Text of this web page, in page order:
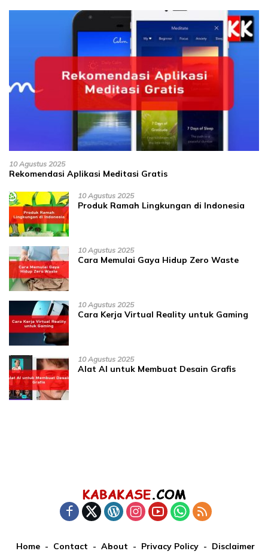
10 Agustus 2025
Rekomendasi Aplikasi Meditasi Gratis
10 Agustus 2025
Produk Ramah Lingkungan di Indonesia
10 Agustus 2025
Cara Memulai Gaya Hidup Zero Waste
10 Agustus 2025
Cara Kerja Virtual Reality untuk Gaming
10 Agustus 2025
Alat AI untuk Membuat Desain Grafis
Home Contact About Privacy Policy Disclaimer